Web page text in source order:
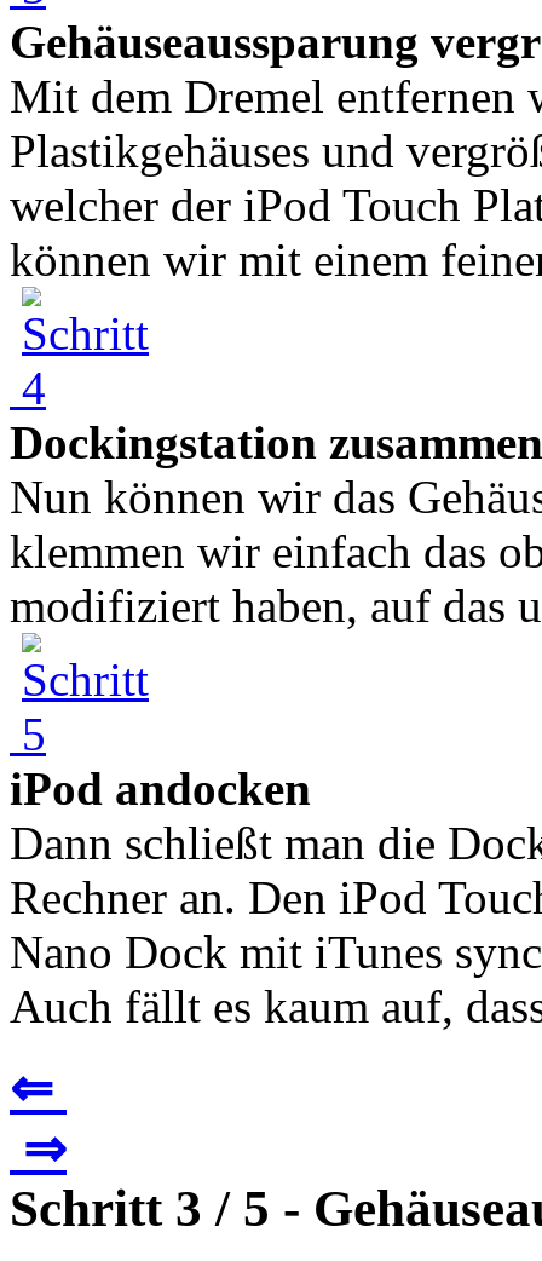
Gehäuseaussparung
Mit dem Dremel entfernen
Plastikgehäuses und
welcher der iPod Touch
können wir mit einem
Dockingstation
Nun können wir das
klemmen wir einfach das
modifiziert haben, auf das
iPod andocken
Dann schließt man die
Rechner an. Den iPod
Nano Dock mit iTunes
Auch fällt es kaum auf,
⇐
⇒
Schritt 3 / 5 -